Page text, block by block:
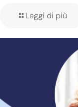
Leggi di più